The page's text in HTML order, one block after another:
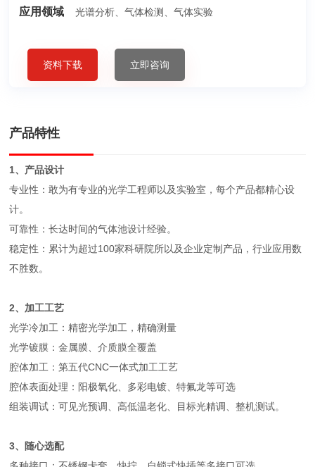
应用领域 光谱分析、气体检测、气体实验
资料下载 立即咨询
产品特性
1、产品设计
专业性：敢为有专业的光学工程师以及实验室，每个产品都精心设
计。
可靠性：长达时间的气体池设计经验。
稳定性：累计为超过100家科研院所以及企业定制产品，行业应用数
不胜数。
2、加工工艺
光学冷加工：精密光学加工，精确测量
光学镀膜：金属膜、介质膜全覆盖
腔体加工：第五代CNC一体式加工工艺
腔体表面处理：阳极氧化、多彩电镀、特氟龙等可选
组装调试：可见光预调、高低温老化、目标光精调、整机测试。
3、随心选配